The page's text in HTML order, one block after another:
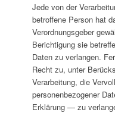
Jede von der
betroffene Person hat
Verordnungsgeber
Berichtigung sie
Daten zu verlangen.
Recht zu, unter
Verarbeitung, die
personenbezogener
Erklärung — zu